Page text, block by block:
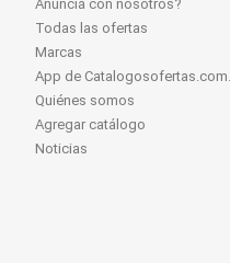
Anunciá con nosotros?
Todas las ofertas
Marcas
App de
Quiénes somos
Agregar catálogo
Noticias